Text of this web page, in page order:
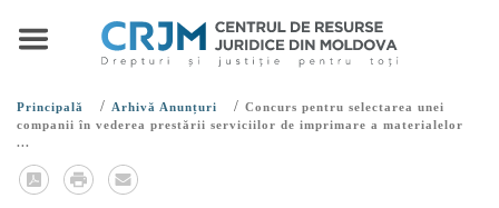
Principală / Arhivă Anunțuri / Concurs pentru selectarea unei
companii în vederea prestării serviciilor de imprimare a materialelor
...